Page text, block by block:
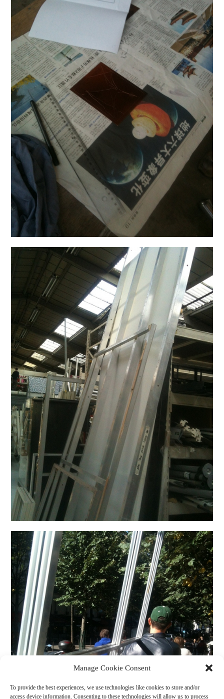
Manage Cookie Consent
To provide the best experiences, we use technologies like cookies to store and/or
access device information. Consenting to these technologies will allow us to process